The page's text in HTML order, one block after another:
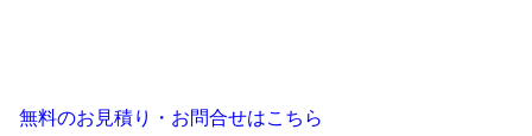
無料のお見積り・お問合せはこちら